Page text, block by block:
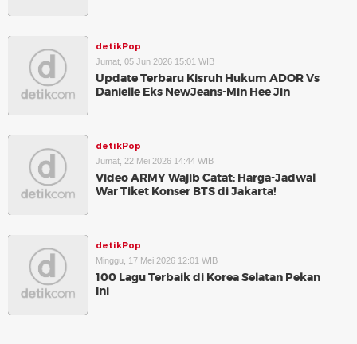
detikPop
Jumat, 05 Jun 2026 15:01 WIB
Update Terbaru Kisruh Hukum ADOR Vs
Danielle Eks NewJeans-Min Hee Jin
detikPop
Jumat, 22 Mei 2026 14:44 WIB
Video ARMY Wajib Catat: Harga-Jadwal
War Tiket Konser BTS di Jakarta!
detikPop
Minggu, 17 Mei 2026 12:01 WIB
100 Lagu Terbaik di Korea Selatan Pekan
Ini